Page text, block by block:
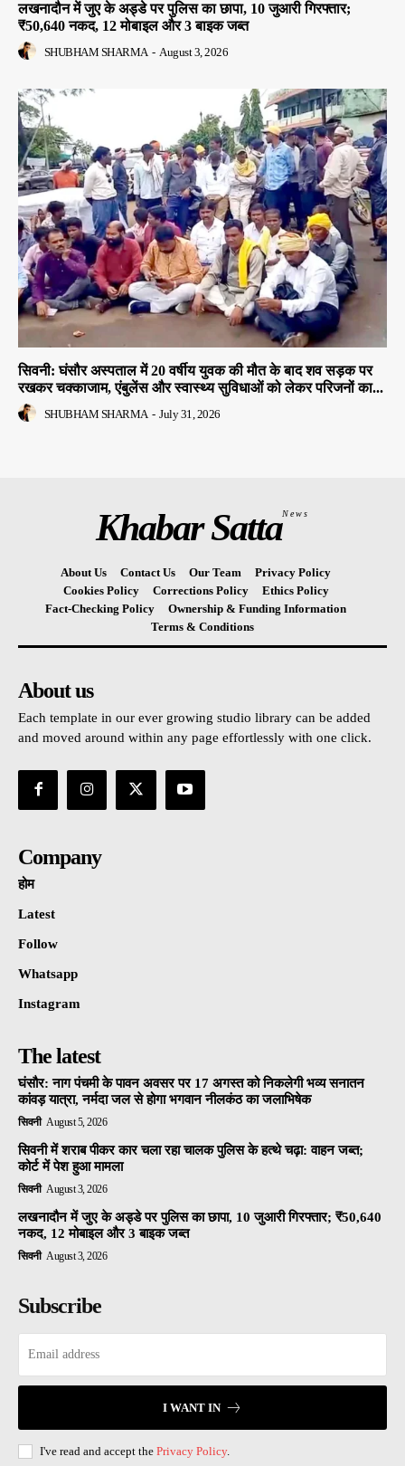
लखनादौन में जुए के अड्डे पर पुलिस का छापा, 10 जुआरी गिरफ्तार;
₹50,640 नकद, 12 मोबाइल और 3 बाइक जब्त
SHUBHAM SHARMA - August 3, 2026
सिवनी: घंसौर अस्पताल में 20 वर्षीय युवक की मौत के बाद शव सड़क पर
रखकर चक्काजाम, एंबुलेंस और स्वास्थ्य सुविधाओं को लेकर परिजनों का...
SHUBHAM SHARMA - July 31, 2026
Khabar SattaNews
About Us Contact Us Our Team
Privacy Policy
Cookies Policy
Corrections Policy
Ethics Policy
Fact-Checking Policy
Ownership & Funding Information
Terms & Conditions
About us
Each template in our ever growing studio library can be added
and moved around within any page effortlessly with one click.
Company
होम
Latest
Follow
Whatsapp
Instagram
The latest
घंसौर: नाग पंचमी के पावन अवसर पर 17 अगस्त को निकलेगी भव्य सनातन
कांवड़ यात्रा, नर्मदा जल से होगा भगवान नीलकंठ का जलाभिषेक
सिवनी August 5, 2026
सिवनी में शराब पीकर कार चला रहा चालक पुलिस के हत्थे चढ़ा: वाहन जब्त;
कोर्ट में पेश हुआ मामला
सिवनी August 3, 2026
लखनादौन में जुए के अड्डे पर पुलिस का छापा, 10 जुआरी गिरफ्तार; ₹50,640
नकद, 12 मोबाइल और 3 बाइक जब्त
सिवनी August 3, 2026
Subscribe
I WANT IN
I've read and accept the Privacy Policy.